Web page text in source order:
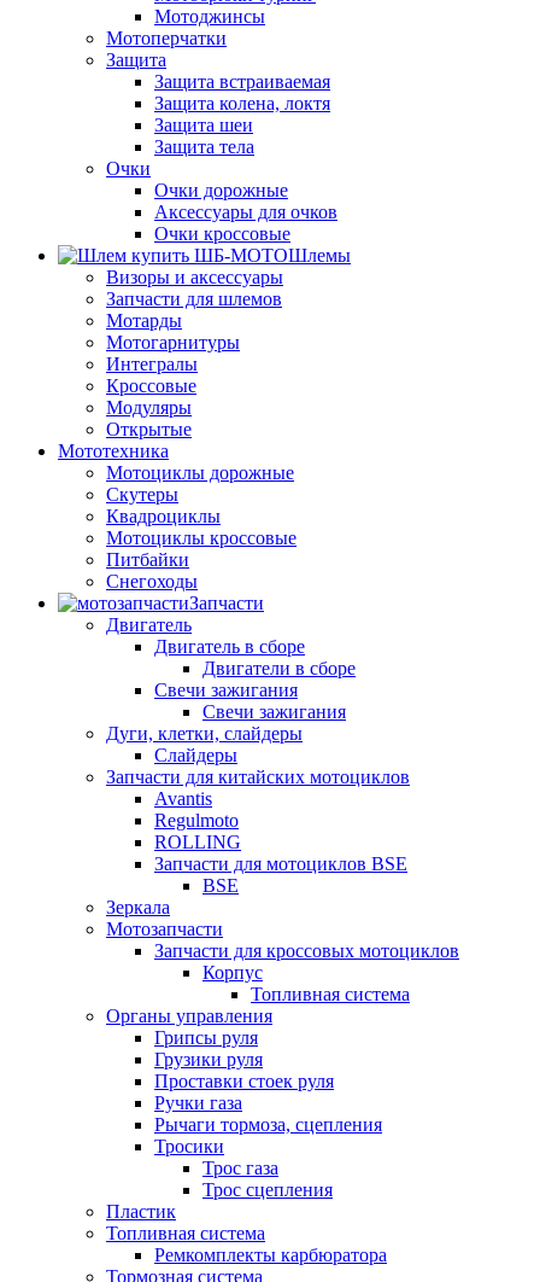
Мотоджинсы
Мотоперчатки
Защита
Защита встраиваемая
Защита колена, локтя
Защита шеи
Защита тела
Очки
Очки дорожные
Аксессуары для очков
Очки кроссовые
Шлемы
Визоры и аксессуары
Запчасти для шлемов
Мотарды
Мотогарнитуры
Интегралы
Кроссовые
Модуляры
Открытые
Мототехника
Мотоциклы дорожные
Скутеры
Квадроциклы
Мотоциклы кроссовые
Питбайки
Снегоходы
Запчасти
Двигатель
Двигатель в сборе
Двигатели в сборе
Свечи зажигания
Свечи зажигания
Дуги, клетки, слайдеры
Слайдеры
Запчасти для китайских мотоциклов
Avantis
Regulmoto
ROLLING
Запчасти для мотоциклов BSE
BSE
Зеркала
Мотозапчасти
Запчасти для кроссовых мотоциклов
Корпус
Топливная система
Органы управления
Грипсы руля
Грузики руля
Проставки стоек руля
Ручки газа
Рычаги тормоза, сцепления
Тросики
Трос газа
Трос сцепления
Пластик
Топливная система
Ремкомплекты карбюратора
Тормозная система